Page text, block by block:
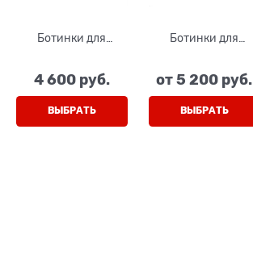
Ботинки для
липучка
4 600 руб.
ВЫБРАТЬ
Ботинки для
шнурки/молния
от5 200 руб.
ВЫБРАТЬ